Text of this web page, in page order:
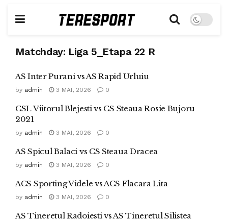
Matchday: Liga 5_Etapa 22 R
AS Inter Purani vs AS Rapid Urluiu
by admin 3 MAI, 2026 0
CSL Viitorul Blejesti vs CS Steaua Rosie Bujoru
2021
by admin 3 MAI, 2026 0
AS Spicul Balaci vs CS Steaua Dracea
by admin 3 MAI, 2026 0
ACS Sporting Videle vs ACS Flacara Lita
by admin 3 MAI, 2026 0
AS Tineretul Radoiesti vs AS Tineretul Silistea